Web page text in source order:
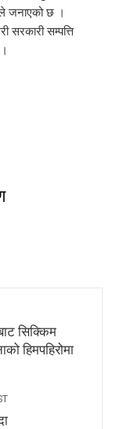
जनाएको छ ।
सरकारी सम्पत्ति
सिक्किम
हिमपहिरोमा